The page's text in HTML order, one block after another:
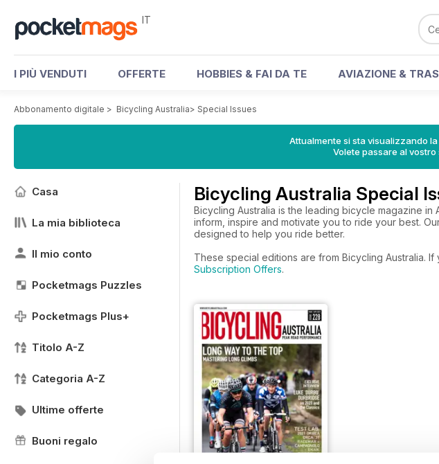
IT
I PIÙ VENDUTI OFFERTE HOBBIES & FAI DA TE AVIAZIONE &
Abbonamento digitale > Bicycling Australia> Special Issues
Attualmente si sta visualizzando
Volete passare al vostro
Casa
La mia biblioteca
Il mio conto
Pocketmags Puzzles
Pocketmags Plus+
Titolo A-Z
Categoria A-Z
Ultime offerte
Buoni regalo
Bicycling Australia Special
Bicycling Australia is the leading bicycle magazine
inform, inspire and motivate you to ride your best.
designed to help you ride better.
These special editions are from Bicycling Australia.
Subscription Offers.